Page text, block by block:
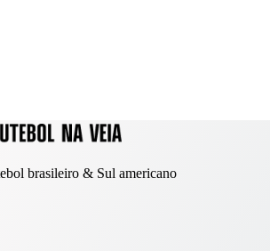
brasileiro & Sul americano